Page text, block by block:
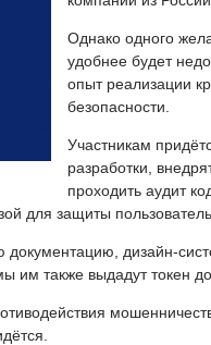
Однако одного
удобнее будет
опыт реализации
безопасности.
Участникам
разработки,
проходить аудит
для защиты
дизайн-
также выдадут токен